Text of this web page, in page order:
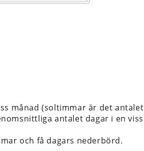
månad (soltimmar är det antalet
antalet dagar i en viss
och få dagars nederbörd.